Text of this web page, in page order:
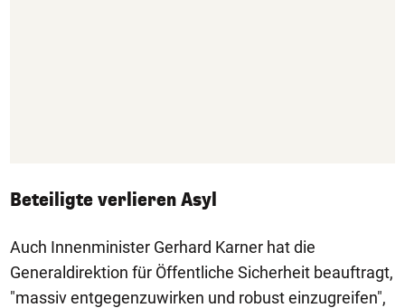
Beteiligte verlieren Asyl
Auch Innenminister Gerhard Karner hat die
Generaldirektion für Öffentliche Sicherheit beauftragt,
"massiv entgegenzuwirken und robust einzugreifen",